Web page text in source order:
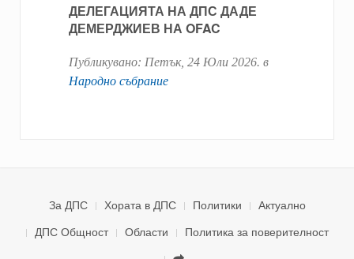
ДЕЛЕГАЦИЯТА НА ДПС ДАДЕ
ДЕМЕРДЖИЕВ НА OFAC
Публикувано: Петък, 24 Юли 2026. в
Народно събрание
За ДПС Хората в ДПС Политики
Актуално
ДПС Общност
Области
Политика за поверителност